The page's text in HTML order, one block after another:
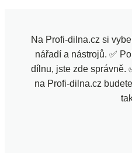
Na Profi-dilna.cz si
nářadí a nástrojů. ✅
dílnu, jste zde správně.
na Profi-dilna.cz